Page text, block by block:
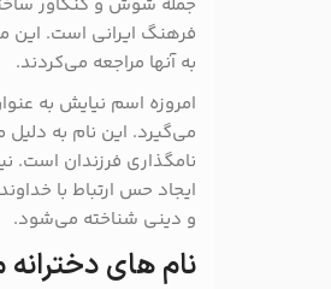
فرهنگ ایرانی است. این
به آنها مراجعه می‌کردند.
امروزه اسم نیایش به
می‌گیرد. این نام به
نامگذاری فرزندان است.
ایجاد حس ارتباط با
و دینی شناخته می‌شود.
نام های